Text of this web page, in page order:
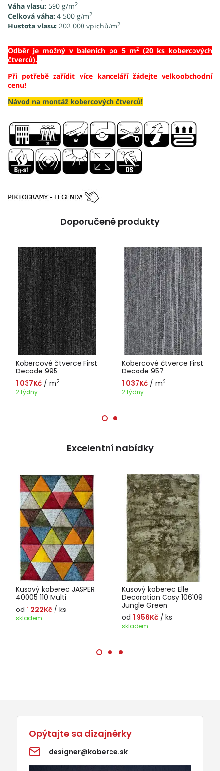
Váha vlasu: 590 g/m2
Celková váha: 4 500 g/m2
Hustota vlasu: 202 000 vpichů/m2
Odběr je možný v baleních po 5 m2 (20 ks kobercových
čtverců).
Při potřebě zařídit více kanceláří žádejte velkoobchodní
cenu!
Návod na montáž kobercových čtverců!
Doporučené produkty
Kobercové čtverce First
Decode 995
1 037Kč / m2
2 týdny
Kobercové čtverce First
Decode 957
1 037Kč / m2
2 týdny
Excelentní nabídky
Kusový koberec JASPER
40005 110 Multi
od 1 222Kč / ks
skladem
Kusový koberec Elle
Decoration Cosy 106109
Jungle Green
od 1 956Kč / ks
skladem
Opýtajte sa dizajnérky
designer@koberce.sk